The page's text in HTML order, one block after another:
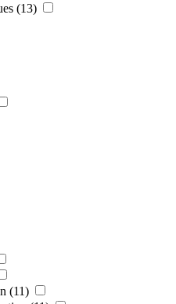
(13)
(11)